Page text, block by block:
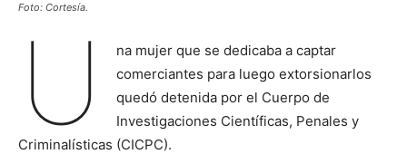
Foto: Cortesía.
U
na mujer que se dedicaba a captar
comerciantes para luego extorsionarlos
quedó detenida por el Cuerpo de
Investigaciones Científicas, Penales y
Criminalísticas (CICPC).